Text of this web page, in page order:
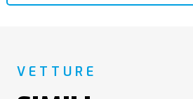
VETTURE